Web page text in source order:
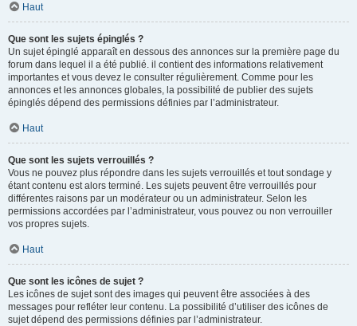
Haut
Que sont les sujets épinglés ?
Un sujet épinglé apparaît en dessous des annonces sur la première page du
forum dans lequel il a été publié. il contient des informations relativement
importantes et vous devez le consulter régulièrement. Comme pour les
annonces et les annonces globales, la possibilité de publier des sujets
épinglés dépend des permissions définies par l’administrateur.
Haut
Que sont les sujets verrouillés ?
Vous ne pouvez plus répondre dans les sujets verrouillés et tout sondage y
étant contenu est alors terminé. Les sujets peuvent être verrouillés pour
différentes raisons par un modérateur ou un administrateur. Selon les
permissions accordées par l’administrateur, vous pouvez ou non verrouiller
vos propres sujets.
Haut
Que sont les icônes de sujet ?
Les icônes de sujet sont des images qui peuvent être associées à des
messages pour refléter leur contenu. La possibilité d’utiliser des icônes de
sujet dépend des permissions définies par l’administrateur.